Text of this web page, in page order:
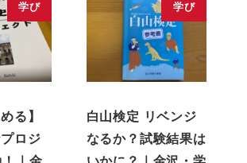
学び
る】
ロジ
学び
白山検定 リベンジ
なるか？試験結果は